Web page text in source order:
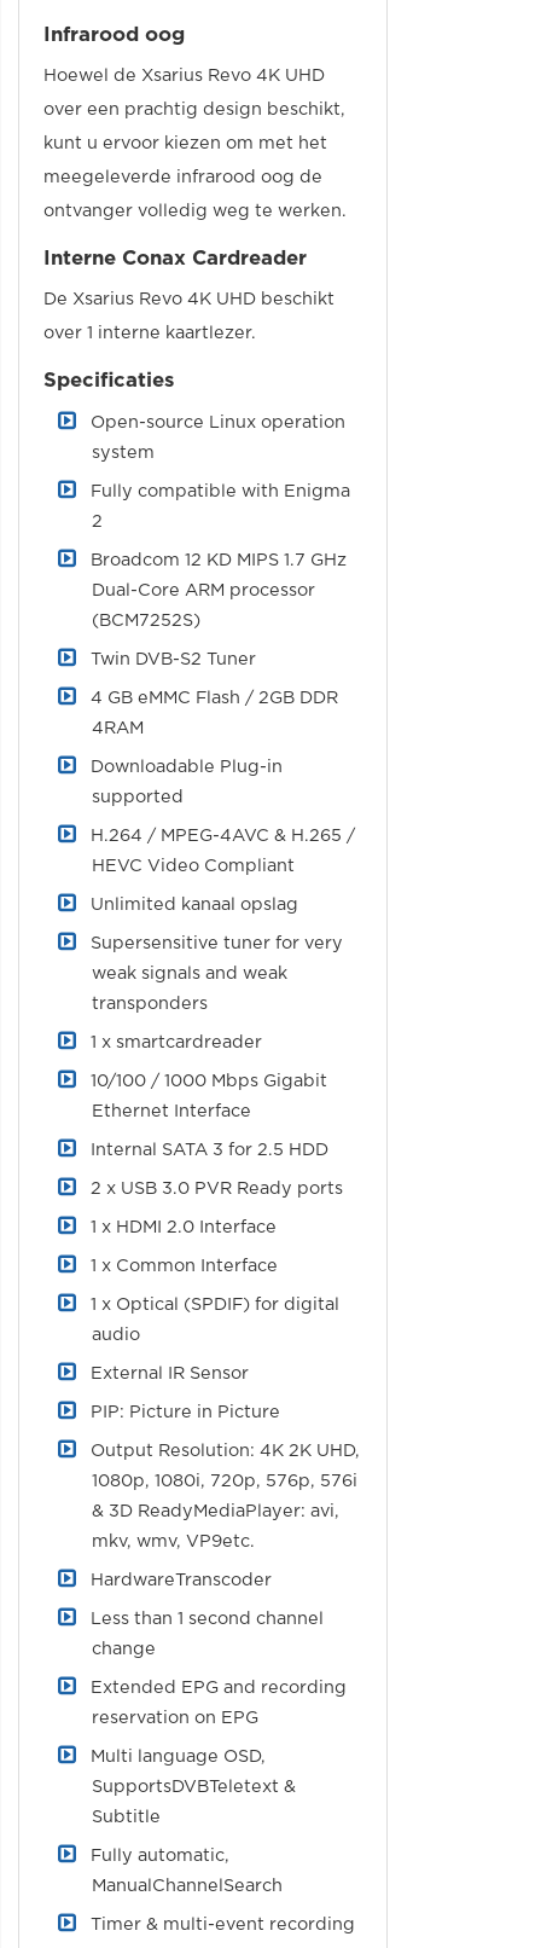
Infrarood oog
Hoewel de Xsarius Revo 4K UHD
over een prachtig design beschikt,
kunt u ervoor kiezen om met het
meegeleverde infrarood oog de
ontvanger volledig weg te werken.
Interne Conax Cardreader
De Xsarius Revo 4K UHD beschikt
over 1 interne kaartlezer.
Specificaties
Open-source Linux operation
system
Fully compatible with Enigma
2
Broadcom 12 KD MIPS 1.7 GHz
Dual-Core ARM processor
(BCM7252S)
Twin DVB-S2 Tuner
4 GB eMMC Flash / 2GB DDR
4RAM
Downloadable Plug-in
supported
H.264 / MPEG-4AVC & H.265 /
HEVC Video Compliant
Unlimited kanaal opslag
Supersensitive tuner for very
weak signals and weak
transponders
1 x smartcardreader
10/100 / 1000 Mbps Gigabit
Ethernet Interface
Internal SATA 3 for 2.5 HDD
2 x USB 3.0 PVR Ready ports
1 x HDMI 2.0 Interface
1 x Common Interface
1 x Optical (SPDIF) for digital
audio
External IR Sensor
PIP: Picture in Picture
Output Resolution: 4K 2K UHD,
1080p, 1080i, 720p, 576p, 576i
& 3D ReadyMediaPlayer: avi,
mkv, wmv, VP9etc.
HardwareTranscoder
Less than 1 second channel
change
Extended EPG and recording
reservation on EPG
Multi language OSD,
SupportsDVBTeletext &
Subtitle
Fully automatic,
ManualChannelSearch
Timer & multi-event recording